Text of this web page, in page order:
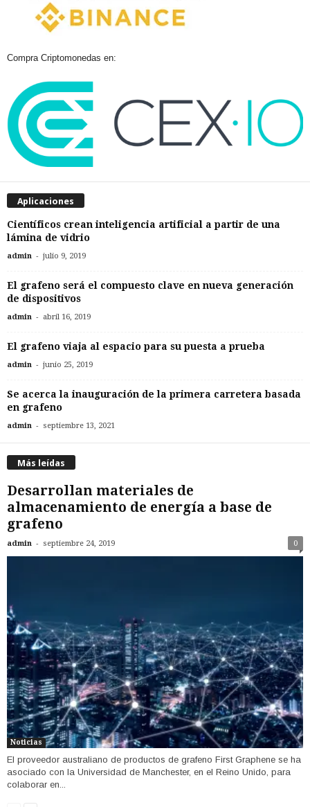
Compra Criptomonedas en:
Aplicaciones
Científicos crean inteligencia artificial a partir de una
lámina de vidrio
admin - julio 9, 2019
El grafeno será el compuesto clave en nueva generación
de dispositivos
admin - abril 16, 2019
El grafeno viaja al espacio para su puesta a prueba
admin - junio 25, 2019
Se acerca la inauguración de la primera carretera basada
en grafeno
admin - septiembre 13, 2021
Más leídas
Desarrollan materiales de
almacenamiento de energía a base de
grafeno
admin - septiembre 24, 2019 0
Noticias
El proveedor australiano de productos de grafeno First Graphene se ha
asociado con la Universidad de Manchester, en el Reino Unido, para
colaborar en...